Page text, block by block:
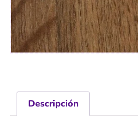
Descripción